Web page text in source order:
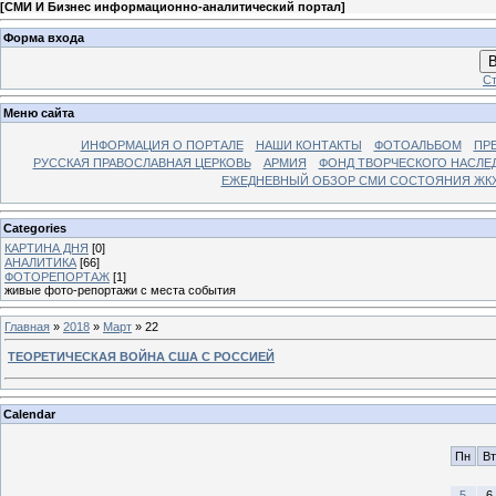
[СМИ И Бизнес информационно-аналитический портал]
Форма входа
Меню сайта
ИНФОРМАЦИЯ О ПОРТАЛЕ НАШИ КОНТАКТЫ ФОТОАЛЬБОМ
РУССКАЯ ПРАВОСЛАВНАЯ ЦЕРКОВЬ
АРМИЯ
ФОНД ТВОРЧЕСКОГО
ЕЖЕДНЕВНЫЙ ОБЗОР СМИ СОСТОЯНИЯ
Categories
КАРТИНА ДНЯ [0]
АНАЛИТИКА [66]
ФОТОРЕПОРТАЖ [1]
живые фото-репортажи с места события
Главная » 2018 » Март » 22
ТЕОРЕТИЧЕСКАЯ ВОЙНА США С РОССИЕЙ
Calendar
Пн Вт